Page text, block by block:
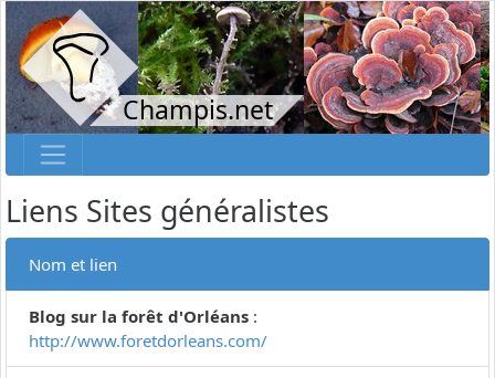
Champis.net
Liens Sites généralistes
Nom et lien
Blog sur la forêt d'Orléans :
http://www.foretdorleans.com/